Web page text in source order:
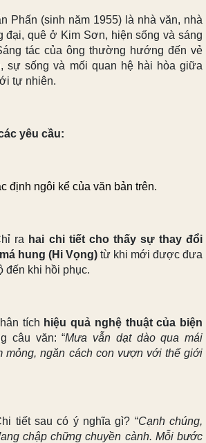
Phấn (sinh năm 1955) là nhà văn, nhà
đại, quê ở Kim Sơn, hiện sống và sáng
tác của ông thường hướng đến vẻ
sự sống và mối quan hệ hài hòa giữa
tự nhiên.
yêu cầu:
định ngôi kể của văn bản trên.
ra hai chi tiết cho thấy sự thay đổi
hung (Hi Vọng) từ khi mới được đưa
đến khi hồi phục.
tích hiệu quả nghệ thuật của biện
câu văn: “Mưa vẫn dạt dào qua mái
mỏng, ngăn cách con vượn với thế giới
tiết sau có ý nghĩa gì? “Cạnh chúng,
chập chững chuyền cành. Mỗi bước